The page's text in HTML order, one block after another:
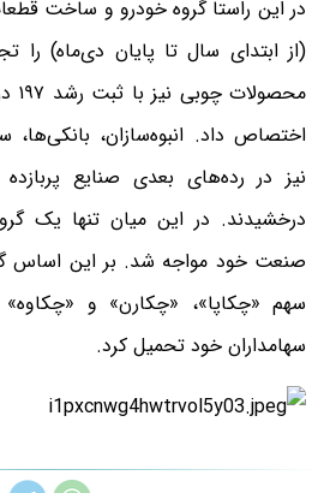
(از ابتدای سال تا پایان دی‌ماه)
اختصاص داد. انبوه‌سازان، بانکی‌ها،
نیز در رده‌های بعدی صنایع
درخشیدند. در این میان تنها یک
سهامداران خود تحمیل کرد.